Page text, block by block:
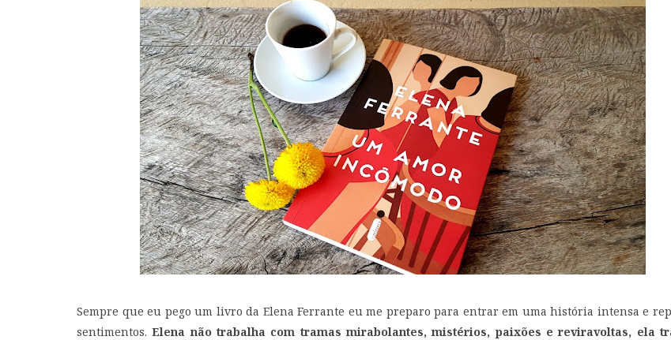
Sempre que eu pego um livro da Elena Ferrante eu me preparo para entrar em uma história intensa e
sentimentos. Elena não trabalha com tramas mirabolantes, mistérios, paixões e reviravoltas, ela